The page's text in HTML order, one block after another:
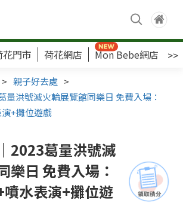
花門市 荷花網店 Mon Bebe網店 >>
> 親子好去處 >
量洪號滅火輪展覽館同樂日 免費入場：
+攤位遊戲
2023葛量洪號滅
樂日 免費入場：
水表演+攤位遊